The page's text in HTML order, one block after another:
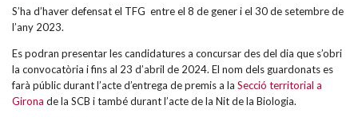
S’ha d’haver defensat el TFG entre el 8 de gener i el 30 de setembre de
l’any 2023.
Es podran presentar les candidatures a concursar des del dia que s’obri
la convocatòria i fins al 23 d’abril de 2024. El nom dels guardonats es
farà públic durant l’acte d’entrega de premis a la Secció territorial a
Girona de la SCB i també durant l’acte de la Nit de la Biologia.